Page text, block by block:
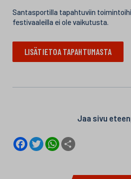
Santasportilla tapahtuviin
festivaaleilla ei ole vaikutusta.
LISÄTIETOA TAPAHTUMASTA
Jaa sivu
F
a
T
w
W
h
e